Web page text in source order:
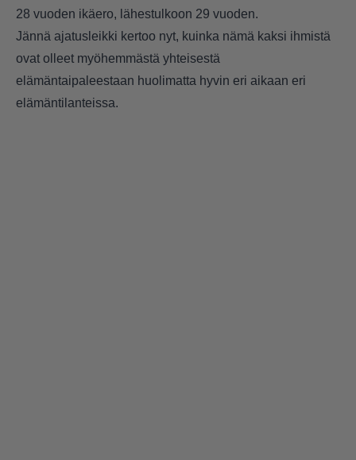
28 vuoden ikäero, lähestulkoon 29 vuoden.
Jännä ajatusleikki kertoo nyt, kuinka nämä kaksi ihmistä
ovat olleet myöhemmästä yhteisestä
elämäntaipaleestaan huolimatta hyvin eri aikaan eri
elämäntilanteissa.